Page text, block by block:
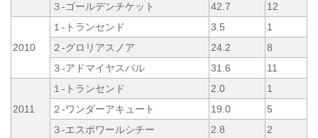
３-ゴールデンチケット
42.7 12
2010
１-トランセンド 3.5
1
２-グロリアスノア
24.2
8
３-アドマイヤスバル
31.6 11
2011
１-トランセンド 2.0
1
２-ワンダーアキュート
19.0
5
３-エスポワールシチー
2.8 2